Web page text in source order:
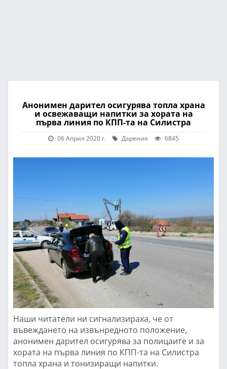
Анонимен дарител осигурява топла храна
и освежаващи напитки за хората на
първа линия по КПП-та на Силистра
06 Април 2020 г. Дарения 6845
Наши читатели ни сигнализираха, че от
въвеждането на извънредното положение,
анонимен дарител осигурява за полицаите и за
хората на първа линия по КПП-та на Силистра
топла храна и тонизиращи напитки.